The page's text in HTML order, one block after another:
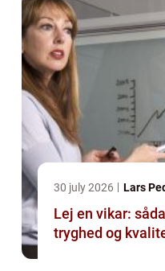
30 july 2026 Lars
Lej en vikar:
tryghed og